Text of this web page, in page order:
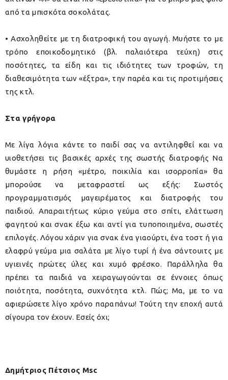
από τα μπισκότα σοκολάτας.
• Ασχοληθείτε με τη διατροφική του αγωγή. Μυήστε το με
τρόπο εποικοδομητικό (βλ. παλαιότερα τεύχη) στις
ποσότητες, τα είδη και τις ιδιότητες των τροφών, τη
διαθεσιμότητα των «έξτρα», την παρέα και τις προτιμήσεις
της κτλ.
Στα γρήγορα
Με λίγα λόγια κάντε το παιδί σας να αντιληφθεί και να
υιοθετήσει τις βασικές αρχές της σωστής διατροφής Να
θυμάστε η ρήση «μέτρο, ποικιλία και ισορροπία» θα
μπορούσε να μεταφραστεί ως εξής: Σωστός
προγραμματισμός μαγειρέματος και διατροφής του
παιδιού. Απαραιτήτως κύριο γεύμα στο σπίτι, ελάττωση
φαγητού και σνακ έξω και αντί για τυποποιημένα, σωστές
επιλογές. Λόγου χάριν για σνακ ένα γιαούρτι, ένα τοστ ή για
ελαφρύ γεύμα μια σαλάτα με λίγο τυρί ή ένα σάντουιτς με
υγιεινές πρώτες ύλες και χυμό φρέσκο. Παράλληλα θα
πρέπει τα παιδιά να χειραγωγούνται σε έννοιες όπως
ποιότητα, ποσότητα, συχνότητα κτλ. Πώς; Μα, με το να
αφιερώσετε λίγο χρόνο παραπάνω! Τούτη την εποχή αυτά
σίγουρα τον έχουν. Εσείς όχι;
Δημήτριος Πέτσιος Msc